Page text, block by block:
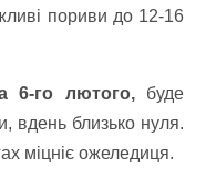
пориви до 12-16
6-го лютого,буде
вдень близько нуля.
міцніє ожеледиця.